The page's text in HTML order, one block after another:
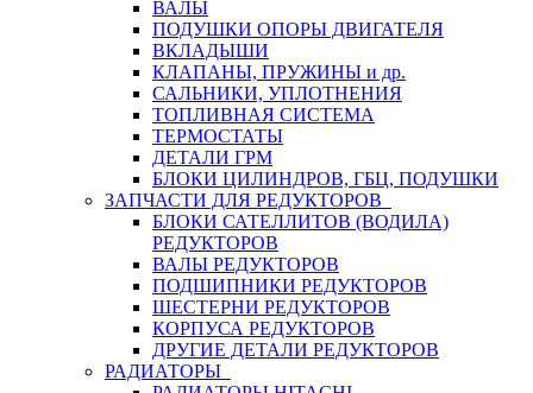
ВАЛЫ
ПОДУШКИ ОПОРЫ ДВИГАТЕЛЯ
ВКЛАДЫШИ
КЛАПАНЫ, ПРУЖИНЫ и др.
САЛЬНИКИ, УПЛОТНЕНИЯ
ТОПЛИВНАЯ СИСТЕМА
ТЕРМОСТАТЫ
ДЕТАЛИ ГРМ
БЛОКИ ЦИЛИНДРОВ, ГБЦ, ПОДУШКИ
ЗАПЧАСТИ ДЛЯ РЕДУКТОРОВ
БЛОКИ САТЕЛЛИТОВ (ВОДИЛА)
РЕДУКТОРОВ
ВАЛЫ РЕДУКТОРОВ
ПОДШИПНИКИ РЕДУКТОРОВ
ШЕСТЕРНИ РЕДУКТОРОВ
КОРПУСА РЕДУКТОРОВ
ДРУГИЕ ДЕТАЛИ РЕДУКТОРОВ
РАДИАТОРЫ